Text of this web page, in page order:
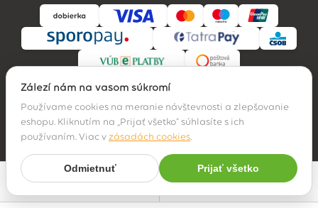
Filter Najpredávanejšie
© 2026 Hossa family, s. r. o.
Záleží nám na vašom súkromí
Používame cookies na meranie návštevnosti a zlepšovanie
eshopu. Kliknutím na „Prijať všetko" súhlasíte s ich
používaním. Viac vzásadách cookies.
Odmietnuť Prijať všetko